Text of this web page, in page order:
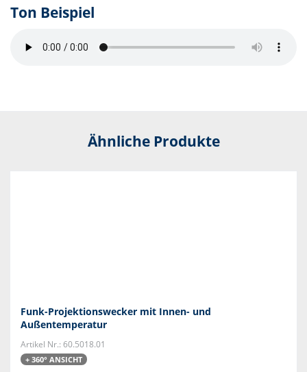
Ton Beispiel
Ähnliche Produkte
Funk-Projektionswecker mit Innen- und
Außentemperatur
Artikel Nr.: 60.5018.01
+ 360° ANSICHT